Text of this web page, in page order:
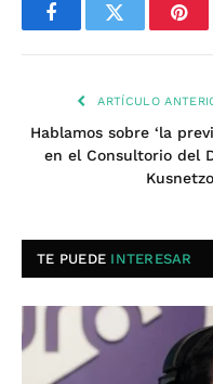
FacebookTwitter
ARTÍCULO
Hablamos sobre ‘la
en el Consultorio del
TE PUEDE INTERESAR